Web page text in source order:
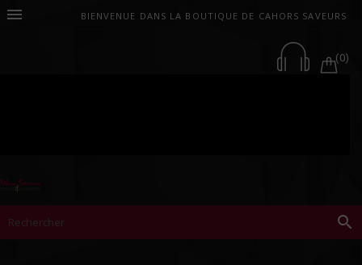
 BIENVENUE DANS LA BOUTIQUE DE CAHORS SAVEURS
(0)
